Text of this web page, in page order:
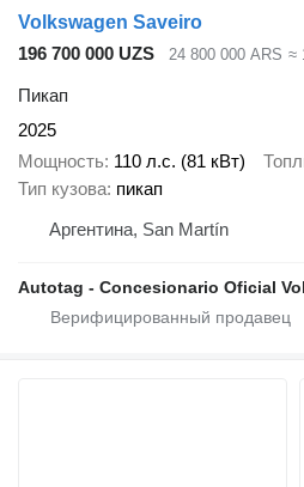
Volkswagen Saveiro
196 700 000 UZS
24 800 000 ARS ≈
Пикап
2025
Мощность 110 л.с. (81 кВт)
Тип кузова пикап
Аргентина, San Martín
Autotag - Concesionario Oficial